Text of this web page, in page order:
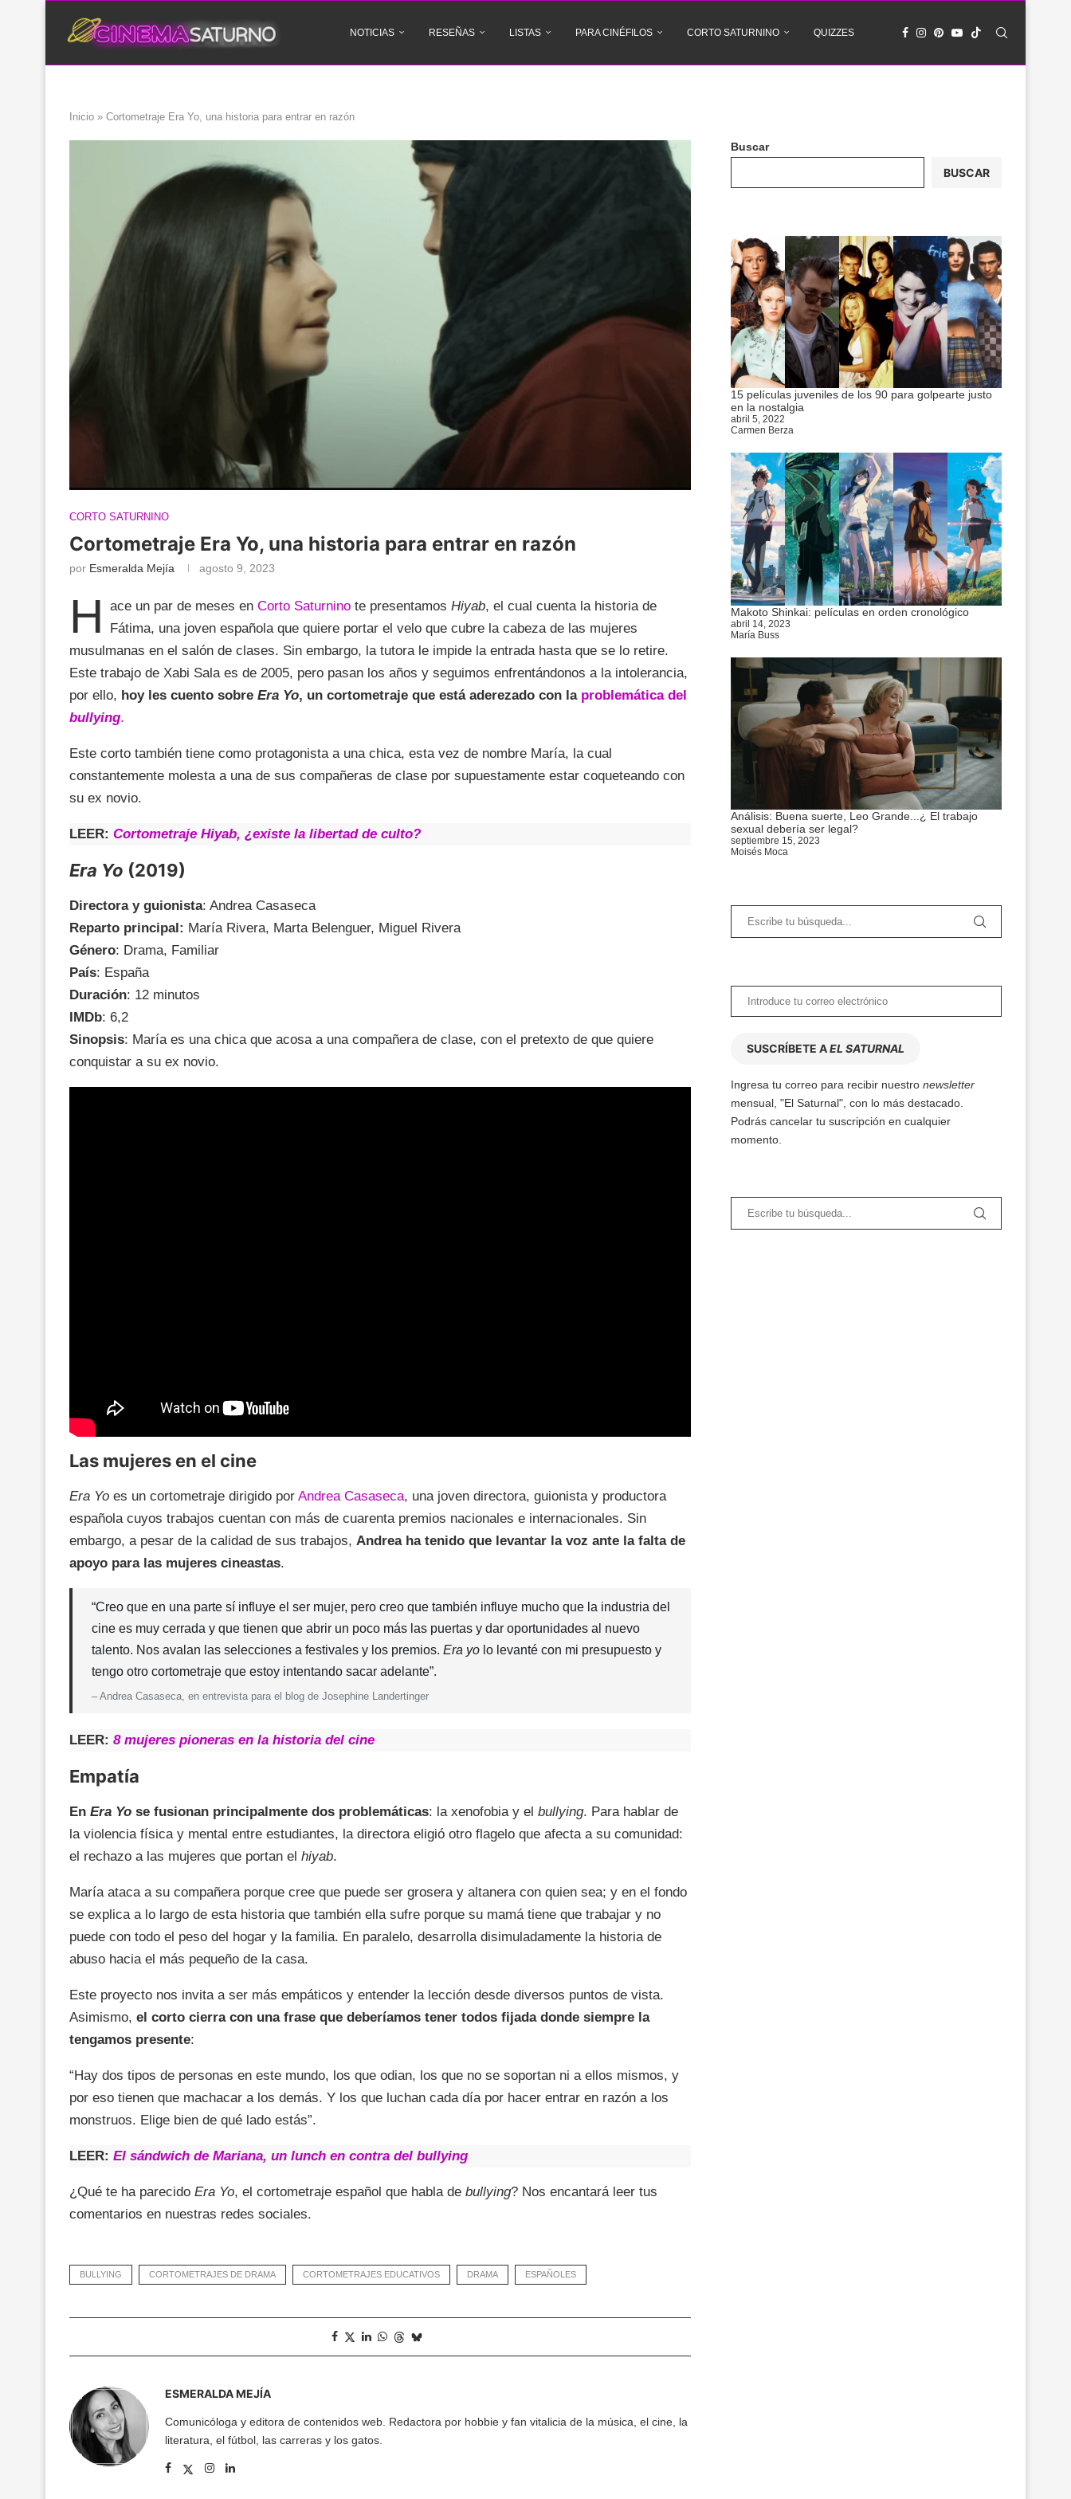
NOTICIAS RESEÑAS LISTAS PARA CINÉFILOS CORTO SATURNINO QUIZZES
Inicio » Cortometraje Era Yo, una historia para entrar en razón
CORTO SATURNINO
Cortometraje Era Yo, una historia para entrar en razón
por Esmeralda Mejía agosto 9, 2023
H ace un par de meses en Corto Saturnino te presentamos Hiyab, el cual cuenta la historia de
Fátima, una joven española que quiere portar el velo que cubre la cabeza de las mujeres
musulmanas en el salón de clases. Sin embargo, la tutora le impide la entrada hasta que se lo retire.
Este trabajo de Xabi Sala es de 2005, pero pasan los años y seguimos enfrentándonos a la intolerancia,
por ello, hoy les cuento sobre Era Yo, un cortometraje que está aderezado con la problemática del
bullying.
Este corto también tiene como protagonista a una chica, esta vez de nombre María, la cual
constantemente molesta a una de sus compañeras de clase por supuestamente estar coqueteando con
su ex novio.
LEER: Cortometraje Hiyab, ¿existe la libertad de culto?
Era Yo (2019)
Directora y guionista: Andrea Casaseca
Reparto principal: María Rivera, Marta Belenguer, Miguel Rivera
Género: Drama, Familiar
País: España
Duración: 12 minutos
IMDb: 6,2
Sinopsis: María es una chica que acosa a una compañera de clase, con el pretexto de que quiere
conquistar a su ex novio.
Las mujeres en el cine
Era Yo es un cortometraje dirigido por Andrea Casaseca, una joven directora, guionista y productora
española cuyos trabajos cuentan con más de cuarenta premios nacionales e internacionales. Sin
embargo, a pesar de la calidad de sus trabajos, Andrea ha tenido que levantar la voz ante la falta de
apoyo para las mujeres cineastas.
“Creo que en una parte sí influye el ser mujer, pero creo que también influye mucho que la industria del
cine es muy cerrada y que tienen que abrir un poco más las puertas y dar oportunidades al nuevo
talento. Nos avalan las selecciones a festivales y los premios. Era yo lo levanté con mi presupuesto y
tengo otro cortometraje que estoy intentando sacar adelante”.
– Andrea Casaseca, en entrevista para el blog de Josephine Landertinger
LEER: 8 mujeres pioneras en la historia del cine
Empatía
En Era Yo se fusionan principalmente dos problemáticas: la xenofobia y el bullying. Para hablar de
la violencia física y mental entre estudiantes, la directora eligió otro flagelo que afecta a su comunidad:
el rechazo a las mujeres que portan el hiyab.
María ataca a su compañera porque cree que puede ser grosera y altanera con quien sea; y en el fondo
se explica a lo largo de esta historia que también ella sufre porque su mamá tiene que trabajar y no
puede con todo el peso del hogar y la familia. En paralelo, desarrolla disimuladamente la historia de
abuso hacia el más pequeño de la casa.
Este proyecto nos invita a ser más empáticos y entender la lección desde diversos puntos de vista.
Asimismo, el corto cierra con una frase que deberíamos tener todos fijada donde siempre la
tengamos presente:
“Hay dos tipos de personas en este mundo, los que odian, los que no se soportan ni a ellos mismos, y
por eso tienen que machacar a los demás. Y los que luchan cada día por hacer entrar en razón a los
monstruos. Elige bien de qué lado estás”.
LEER: El sándwich de Mariana, un lunch en contra del bullying
¿Qué te ha parecido Era Yo, el cortometraje español que habla de bullying? Nos encantará leer tus
comentarios en nuestras redes sociales.
BULLYING CORTOMETRAJES DE DRAMA CORTOMETRAJES EDUCATIVOS DRAMA ESPAÑOLES
ESMERALDA MEJÍA
Comunicóloga y editora de contenidos web. Redactora por hobbie y fan vitalicia de la música, el cine, la
literatura, el fútbol, las carreras y los gatos.
Buscar
BUSCAR
15 películas juveniles de los 90 para golpearte justo
en la nostalgia
abril 5, 2022
Carmen Berza
Makoto Shinkai: películas en orden cronológico
abril 14, 2023
María Buss
Análisis: Buena suerte, Leo Grande...¿ El trabajo
sexual debería ser legal?
septiembre 15, 2023
Moisés Moca
SUSCRÍBETE AEL SATURNAL
Ingresa tu correo para recibir nuestro newsletter
mensual, "El Saturnal", con lo más destacado.
Podrás cancelar tu suscripción en cualquier
momento.